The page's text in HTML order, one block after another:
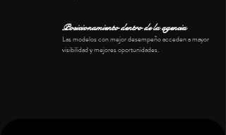
Posicionamiento dentro de la agencia
Las modelos con mejor desempeño acceden a mayor
visibilidad y mejores oportunidades.